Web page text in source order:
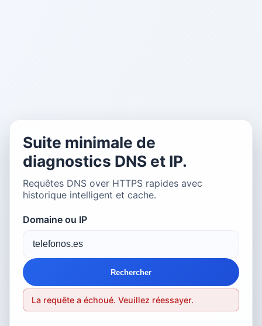
Suite minimale de
diagnostics DNS et IP.
Requêtes DNS over HTTPS rapides avec
historique intelligent et cache.
Domaine ou IP
Rechercher
La requête a échoué. Veuillez réessayer.